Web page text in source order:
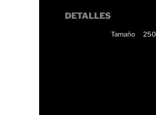
DETALLES
Tamaño